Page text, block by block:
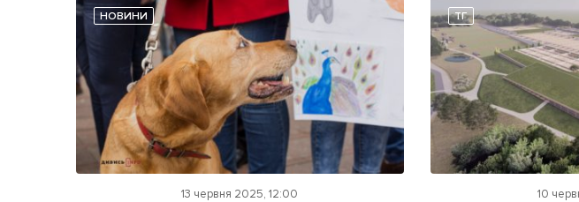
НОВИНИ
13 червня 2025, 12:00
ТГ
10